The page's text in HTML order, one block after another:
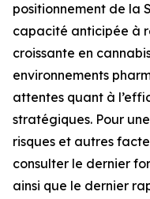
positionnement de la
capacité anticipée à
croissante en
environnements
attentes quant à
stratégiques. Pour
risques et autres
consulter le dernier
ainsi que le dernier